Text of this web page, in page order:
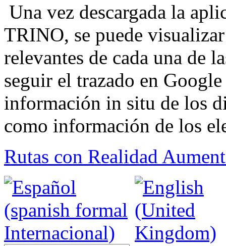
Una vez descargada la
TRINO, se puede
relevantes de cada una de
seguir el trazado en
información in situ de los
como información de los
Rutas con Realidad